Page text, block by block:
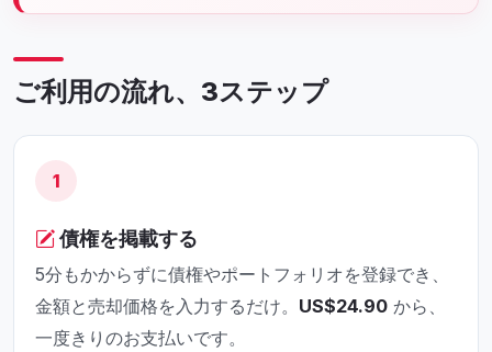
ご利用の流れ、3ステップ
1
債権を掲載する
5分もかからずに債権やポートフォリオを登録でき、
金額と売却価格を入力するだけ。 US$24.90 から、
一度きりのお支払いです。